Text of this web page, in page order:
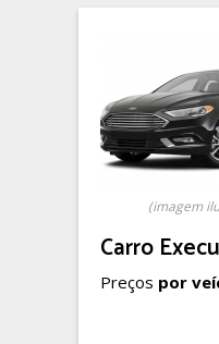
(imagem
Carro
Preços por